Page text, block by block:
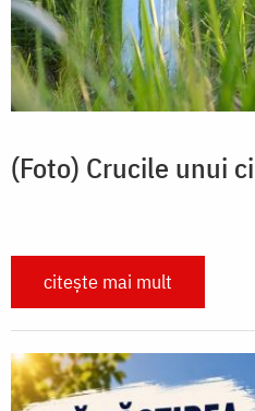
(Foto) Crucile unui
citește mai mult